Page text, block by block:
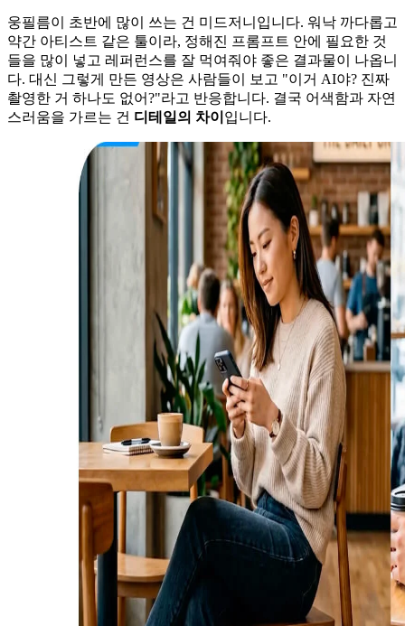
웅필름이 초반에 많이 쓰는 건 미드저니입니다. 워낙 까다롭고
약간 아티스트 같은 툴이라, 정해진 프롬프트 안에 필요한 것
들을 많이 넣고 레퍼런스를 잘 먹여줘야 좋은 결과물이 나옵니
다. 대신 그렇게 만든 영상은 사람들이 보고 "이거 AI야? 진짜
촬영한 거 하나도 없어?"라고 반응합니다. 결국 어색함과 자연
스러움을 가르는 건 디테일의 차이 입니다.